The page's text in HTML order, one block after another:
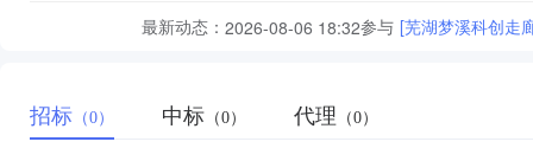
最新动态： 2026-08-06 18:32参与 [芜湖梦溪科创走
招标 （0） 中标 （0） 代理 （0）